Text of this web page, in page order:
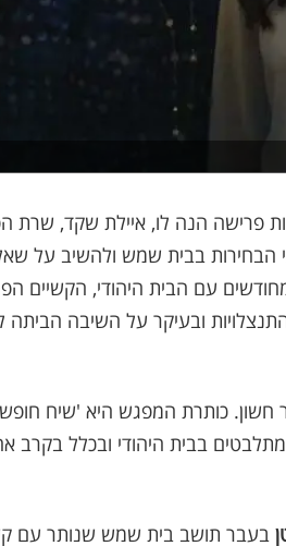
פרישה הנה לו, איילת שקד, שרת
הבחירות בבית שמש ולהשיב על
עם הבית היהודי, הקשיים
ובעיקר על השיבה הביתה
בבית שמש ביום חמישי ה-27.10 ב' מר חשון. כותרת המפגש
בבית היהודי ובכלל בקרב
בעבר תושב בית שמש שנותר עם